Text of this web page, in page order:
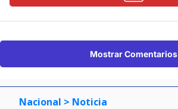
Mostrar Comentarios
Nacional > Noticia